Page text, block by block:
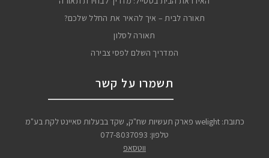
תאורה לבית – איך להאיר את החלל שלכם?
תאורה לסלון
המדריך השלם לפסי צבירה
תשמרו על קשר
כתובת: welight פארק תעשיות שח"ק, שקד בבעלות סאיינט לקת בע"מ
טלפון: 077-8037093
ווטסאפ